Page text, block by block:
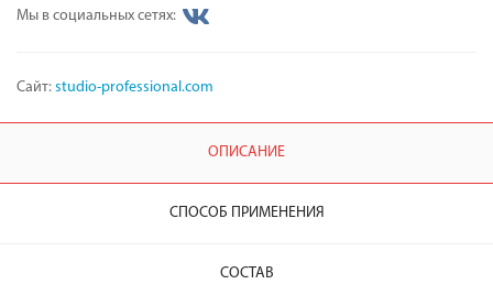
Мы в социальных сетях:
Сайт: studio-professional.com
ОПИСАНИЕ
СПОСОБ ПРИМЕНЕНИЯ
СОСТАВ